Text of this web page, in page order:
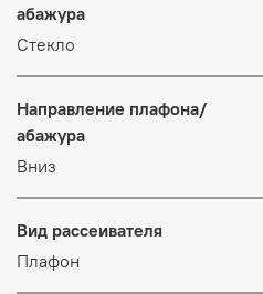
абажура
Стекло
Направление плафона/
абажура
Вниз
Вид рассеивателя
Плафон